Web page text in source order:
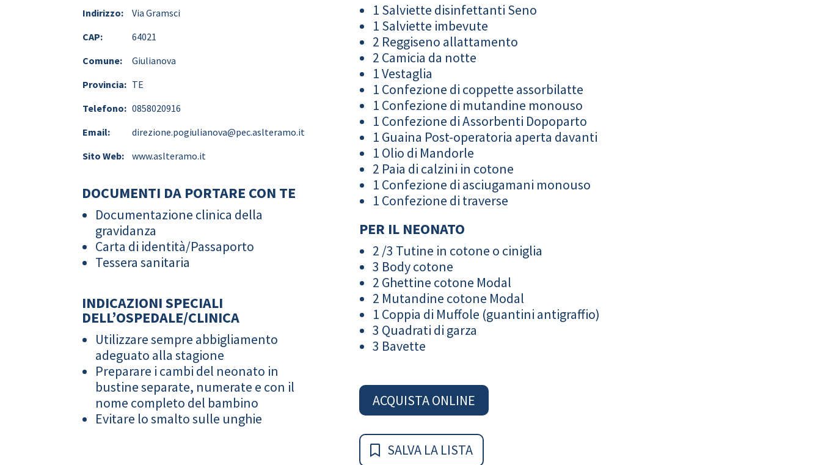
Indirizzo:
Via Gramsci
CAP:
64021
Comune:
Giulianova
Provincia: TE
Telefono: 0858020916
Email:
direzione.pogiulianova@pec.aslteramo.it
Sito Web:
www.aslteramo.it
DOCUMENTI DA PORTARE CON TE
Documentazione clinica della
gravidanza
Carta di identità/Passaporto
Tessera sanitaria
INDICAZIONI SPECIALI
DELL’OSPEDALE/CLINICA
Utilizzare sempre abbigliamento
adeguato alla stagione
Preparare i cambi del neonato in
bustine separate, numerate e con il
nome completo del bambino
Evitare lo smalto sulle unghie
1 Salviette disinfettanti Seno
1 Salviette imbevute
2 Reggiseno allattamento
2 Camicia da notte
1 Vestaglia
1 Confezione di coppette assorbilatte
1 Confezione di mutandine monouso
1 Confezione di Assorbenti Dopoparto
1 Guaina Post-operatoria aperta davanti
1 Olio di Mandorle
2 Paia di calzini in cotone
1 Confezione di asciugamani monouso
1 Confezione di traverse
PER IL NEONATO
2 /3 Tutine in cotone o ciniglia
3 Body cotone
2 Ghettine cotone Modal
2 Mutandine cotone Modal
1 Coppia di Muffole (guantini antigraffio)
3 Quadrati di garza
3 Bavette
ACQUISTA ONLINE
SALVA LA LISTA